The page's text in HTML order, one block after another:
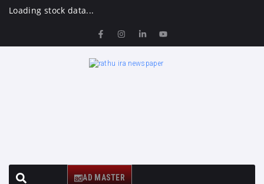
Loading stock data...
AD MASTER